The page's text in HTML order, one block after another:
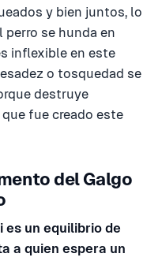
y bien juntos, lo
se hunda en
inflexible en este
o tosquedad se
destruye
fue creado este
del Galgo
un equilibrio de
a quien espera un